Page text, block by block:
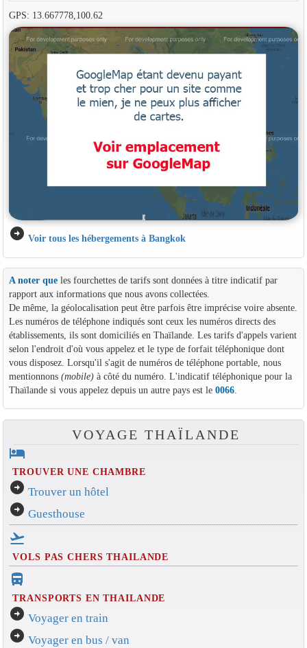
GPS: 13.667778,100.62
arrow_circle_right Voir tous les hébergements à Bangkok
A noter queles fourchettes de tarifs sont données à titre indicatif par
rapport aux informations que nous avons collectées.
De même, la géolocalisation peut être parfois être imprécise voire absente.
Les numéros de téléphone indiqués sont ceux les numéros directs des
établissements, ils sont domiciliés en Thaïlande. Les tarifs d'appels varient
selon l'endroit d'où vous appelez et le type de forfait téléphonique dont
vous disposez. Lorsqu'il s'agit de numéros de téléphone portable, nous
mentionnons (mobile)à côté du numéro. L'indicatif téléphonique pour la
Thaïlande si vous appelez depuis un autre pays est le 0066.
VOYAGE THAÏLANDE
hotel
TROUVER UNE CHAMBRE
arrow_circle_right Trouver un hôtel
arrow_circle_right Guesthouse
flight_takeoff
VOLS PAS CHERS THAILANDE
directions_bus_filled
TRANSPORTS EN THAILANDE
arrow_circle_right Voyager en train
arrow_circle_right Voyager en bus / van